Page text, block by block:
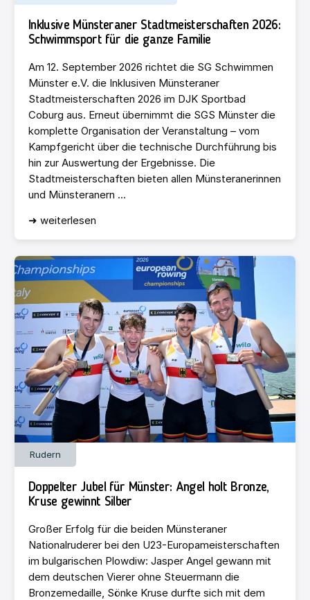
Inklusive Münsteraner Stadtmeisterschaften 2026:
Schwimmsport für die ganze Familie
Am 12. September 2026 richtet die SG Schwimmen
Münster e.V. die Inklusiven Münsteraner
Stadtmeisterschaften 2026 im DJK Sportbad
Coburg aus. Erneut übernimmt die SGS Münster die
komplette Organisation der Veranstaltung – vom
Kampfgericht über die technische Durchführung bis
hin zur Auswertung der Ergebnisse. Die
Stadtmeisterschaften bieten allen Münsteranerinnen
und Münsteranern ...
➜ weiterlesen
Rudern
Doppelter Jubel für Münster: Angel holt Bronze,
Kruse gewinnt Silber
Großer Erfolg für die beiden Münsteraner
Nationalruderer bei den U23-Europameisterschaften
im bulgarischen Plowdiw: Jasper Angel gewann mit
dem deutschen Vierer ohne Steuermann die
Bronzemedaille, Sönke Kruse durfte sich mit dem